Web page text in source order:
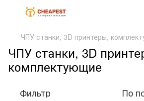
ЧПУ станки, 3D принтеры,
ЧПУ станки, 3D
комплектующие
Фильтр По